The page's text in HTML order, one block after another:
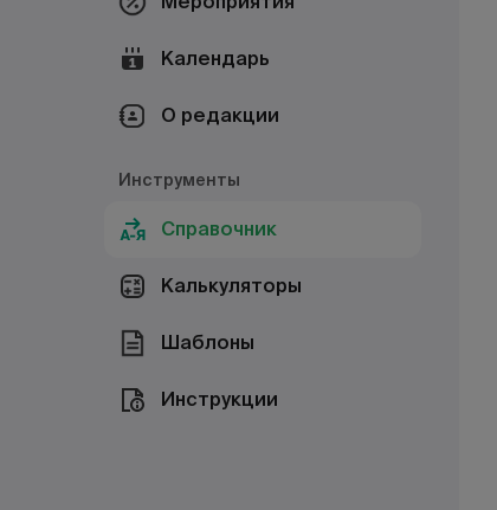
Календарь
О редакции
Инструменты
Справочник
Калькуляторы
Шаблоны
Инструкции